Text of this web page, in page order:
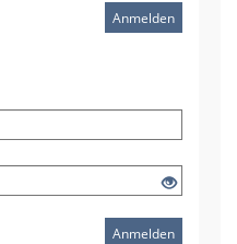
Anmelden
Anmelden